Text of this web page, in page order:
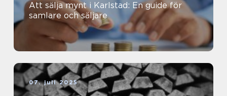
Att sälja mynt i Karlstad: En guide för
samlare och säljare
07. juli 2025